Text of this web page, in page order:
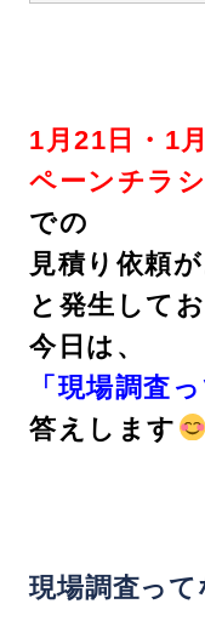
1月21日・1
ペーンチラシ
での
見積り依頼
と発生して
今日は、
「現場調査
答えします
現場調査って